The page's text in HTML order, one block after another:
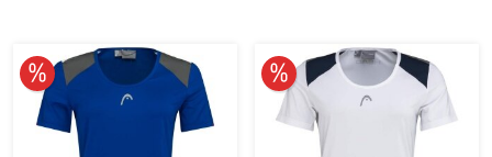
10% reduziert 10% reduziert